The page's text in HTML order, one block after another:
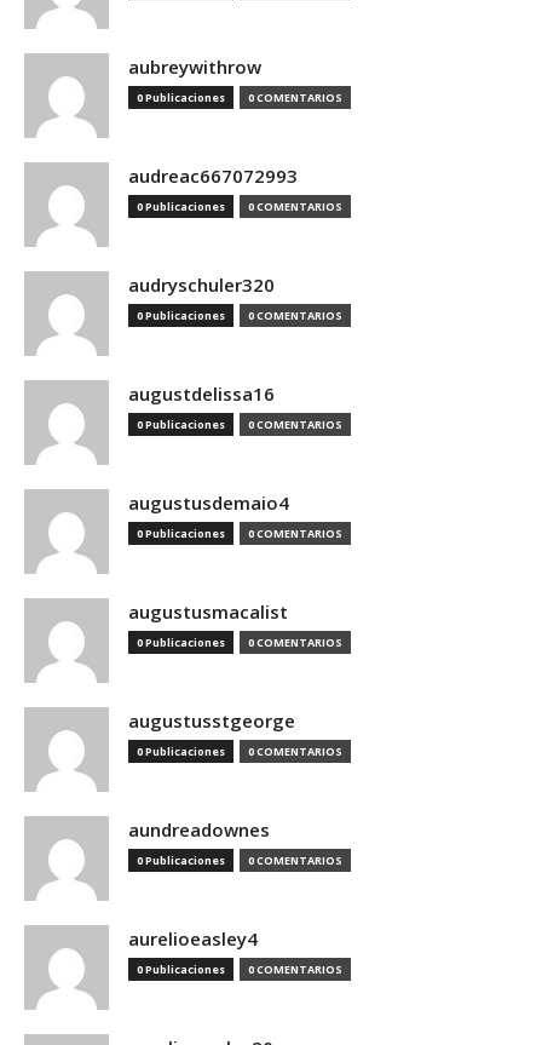
aubreywithrow
0 Publicaciones 0 COMENTARIOS
audreac667072993
0 Publicaciones 0 COMENTARIOS
audryschuler320
0 Publicaciones 0 COMENTARIOS
augustdelissa16
0 Publicaciones 0 COMENTARIOS
augustusdemaio4
0 Publicaciones 0 COMENTARIOS
augustusmacalist
0 Publicaciones 0 COMENTARIOS
augustusstgeorge
0 Publicaciones 0 COMENTARIOS
aundreadownes
0 Publicaciones 0 COMENTARIOS
aurelioeasley4
0 Publicaciones 0 COMENTARIOS